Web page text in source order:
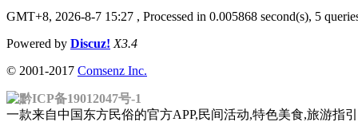
GMT+8, 2026-8-7 15:27 , Processed in 0.005868 second(s), 5
Powered by Discuz! X3.4
© 2001-2017 Comsenz Inc.
黔ICP备19012047号-1
一款来自中国东方民俗的官方APP,民间活动,特色美食,旅游